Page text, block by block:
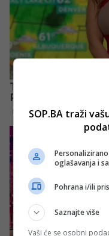
SOP.BA traži
oglašavanja i
Pohrana i/ili
Saznajte više
Vaši će se osobni